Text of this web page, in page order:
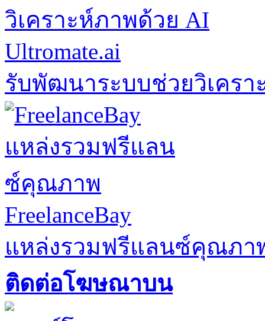
Ultromate.ai
รับพัฒนาระบบช่วยวิเครา
FreelanceBay
แหล่งรวมฟรีแลนซ์คุณภา
ติดต่อโฆษณาบน